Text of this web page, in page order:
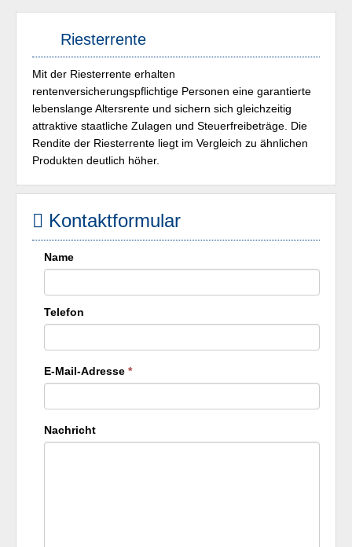
Riesterrente
Mit der Riesterrente erhalten
rentenversicherungspflichtige Personen eine garantierte
lebenslange Altersrente und sichern sich gleichzeitig
attraktive staatliche Zulagen und Steuerfreibeträge. Die
Rendite der Riesterrente liegt im Vergleich zu ähnlichen
Produkten deutlich höher.
Kontaktformular
Name
Telefon
E-Mail-Adresse *
Nachricht